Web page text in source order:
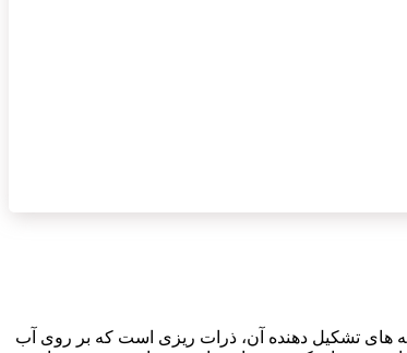
های تشکیل دهنده آن، ذرات ریزی است که بر روی آب